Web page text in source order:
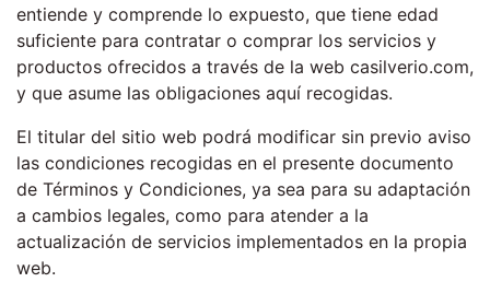
entiende y comprende lo expuesto, que tiene edad
suficiente para contratar o comprar los servicios y
productos ofrecidos a través de la web casilverio.com,
y que asume las obligaciones aquí recogidas.
El titular del sitio web podrá modificar sin previo aviso
las condiciones recogidas en el presente documento
de Términos y Condiciones, ya sea para su adaptación
a cambios legales, como para atender a la
actualización de servicios implementados en la propia
web.